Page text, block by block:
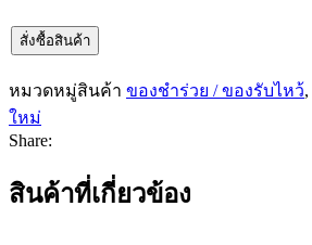
สั่งซื้อสินค้า
หมวดหมู่สินค้า ของชำร่วย / ของรับไหว้,
ใหม่
Share:
สินค้าที่เกี่ยวข้อง